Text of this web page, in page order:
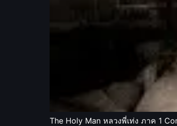
The Holy Man หลวงพี่เท่ง ภาค 1